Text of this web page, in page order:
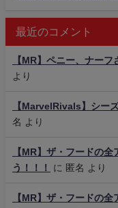
最近のコメント
【MR】ペニー、ナー
より
【MarvelRivals】シー
名 より
【MR】ザ・フードの
う！！！
に 匿名 より
【MR】ザ・フードの